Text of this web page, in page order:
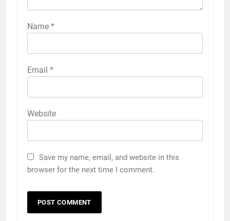
Name *
Email *
Website
Save my name, email, and website in this
browser for the next time I comment.